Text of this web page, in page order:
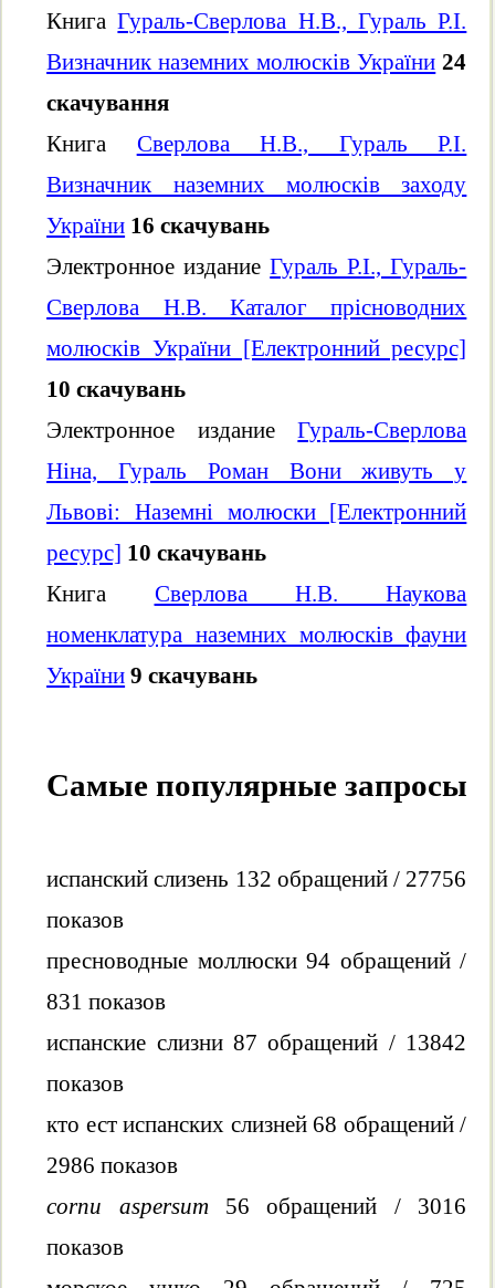
КнигаГураль-Сверлова Н.В., Гураль Р.І.
Визначник наземних молюсків України 24
скачування
Книга Сверлова Н.В., Гураль Р.І.
Визначник наземних молюсків заходу
України 16 скачувань
Электронное изданиеГураль Р.І., Гураль-
Сверлова Н.В. Каталог прісноводних
молюсків України [Електронний ресурс]
10 скачувань
Электронное изданиеГураль-Сверлова
Ніна, Гураль Роман Вони живуть у
Львові: Наземні молюски [Електронний
ресурс] 10 скачувань
Книга Сверлова Н.В. Наукова
номенклатура наземних молюсків фауни
України 9 скачувань
Самые популярные запросы
испанский слизень 132 обращений / 27756
показов
пресноводные моллюски 94 обращений /
831 показов
испанские слизни 87 обращений / 13842
показов
кто ест испанских слизней 68 обращений /
2986 показов
cornu aspersum 56 обращений / 3016
показов